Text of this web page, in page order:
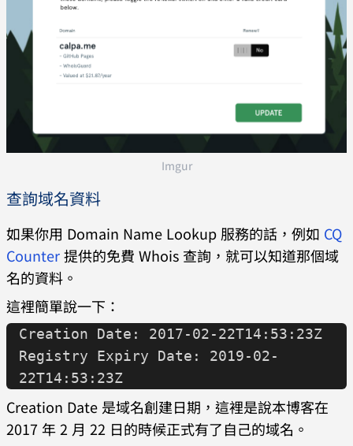
Imgur
查詢域名資料
如果你用 Domain Name Lookup 服務的話，例如 CQ
Counter提供的免費 Whois 查詢，就可以知道那個域
名的資料。
這裡簡單說一下：
Creation Date: 2017-02-22T14:53:23Z
Registry Expiry Date: 2019-02-
22T14:53:23Z
Creation Date 是域名創建日期，這裡是說本博客在
2017 年 2 月 22 日的時候正式有了自己的域名。